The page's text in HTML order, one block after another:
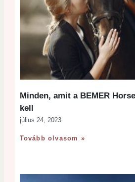
Minden, amit a BEMER
kell
július 24, 2023
Tovább olvasom »